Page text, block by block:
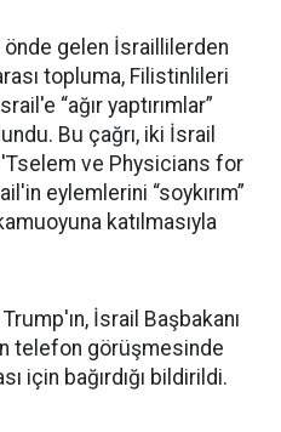
önde gelen İsraillilerden
topluma, Filistinlileri
“ağır yaptırımlar”
Bu çağrı, iki İsrail
ve Physicians for
eylemlerini “soykırım”
katılmasıyla
İsrail Başbakanı
telefon görüşmesinde
için bağırdığı bildirildi.